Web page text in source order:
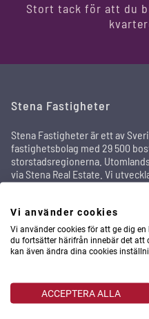
Stort tack för att du
Stena Fastigheter
Stena Fastigheter är ett av
fastighetsbolag med 29 500
storstadsregionerna.
via Stena Real Estate. Vi
omtanke. Hållbarhetsfrågorna
arbetssättet
tillsammans med de boende
attraktiva områden där
In English
För dig som hyresgäst
Vi använder cookies
Vi använder cookies för att ge dig
du fortsätter härifrån innebär det att
kan även ändra dina cookies
ACCEPTERA ALLA